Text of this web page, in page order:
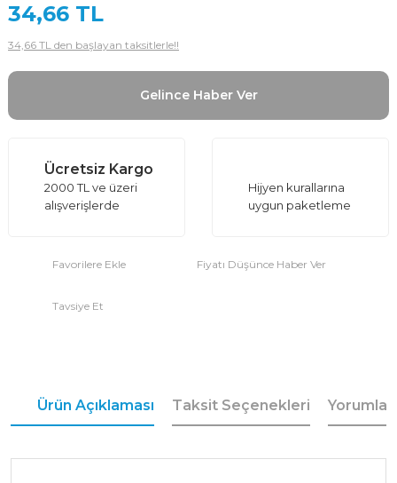
34,66 TL
34,66 TL den başlayan taksitlerle!!
Gelince Haber Ver
Ücretsiz Kargo
2000 TL ve üzeri
alışverişlerde
Hijyen kurallarına
uygun paketleme
Fiyatı Düşünce Haber Ver
Tavsiye Et
Ürün Açıklaması Taksit Seçenekleri Yorumlar